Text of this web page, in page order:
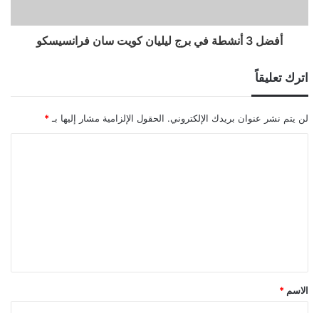
أفضل 3 أنشطة في برج ليليان كويت سان فرانسيسكو
اترك تعليقاً
لن يتم نشر عنوان بريدك الإلكتروني. الحقول الإلزامية مشار إليها بـ *
ق
*
الاسم *